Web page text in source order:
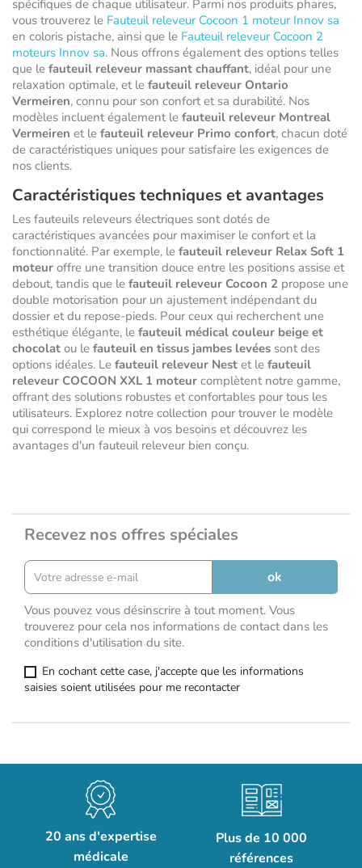
spécifiques de chaque utilisateur. Parmi nos produits phares,
vous trouverez le Fauteuil releveur Cocoon 1 moteur Innov sa
en coloris pistache, ainsi que le Fauteuil releveur Cocoon 2
moteurs Innov sa. Nous offrons également des options telles
que le fauteuil releveur massant chauffant, idéal pour une
relaxation optimale, et le fauteuil releveur Ontario
Vermeiren, connu pour son confort et sa durabilité. Nos
modèles incluent également le fauteuil releveur Montreal
Vermeiren et le fauteuil releveur Primo confort, chacun doté
de caractéristiques uniques pour satisfaire les exigences de
nos clients.
Caractéristiques techniques et avantages
Les fauteuils releveurs électriques sont dotés de
caractéristiques avancées pour maximiser le confort et la
fonctionnalité. Par exemple, le fauteuil releveur Relax Soft 1
moteur offre une transition douce entre les positions assise et
debout, tandis que le fauteuil releveur Cocoon 2 propose une
double motorisation pour un ajustement indépendant du
dossier et du repose-pieds. Pour ceux qui recherchent une
esthétique élégante, le fauteuil médical couleur beige et
chocolat ou le fauteuil en tissus jambes levées sont des
options idéales. Le fauteuil releveur Nest et le fauteuil
releveur COCOON XXL 1 moteur complètent notre gamme,
offrant des solutions robustes et confortables pour tous les
utilisateurs. Explorez notre collection pour trouver le modèle
qui correspond le mieux à vos besoins et découvrez les
avantages d'un fauteuil releveur bien conçu.
Recevez nos offres spéciales
Vous pouvez vous désinscrire à tout moment. Vous
trouverez pour cela nos informations de contact dans les
conditions d'utilisation du site.
En cochant cette case, j'accepte que les informations
saisies soient utilisées pour me recontacter
20 ans d'expertise
médicale
Plus de 10 000
références